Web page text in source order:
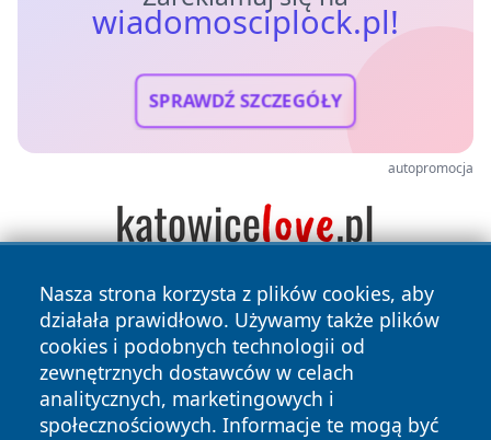
wiadomosciplock.pl!
SPRAWDŹ SZCZEGÓŁY
autopromocja
Nasza strona korzysta z plików cookies, aby
działała prawidłowo. Używamy także plików
cookies i podobnych technologii od
zewnętrznych dostawców w celach
analitycznych, marketingowych i
społecznościowych. Informacje te mogą być
Copyright © 2026 wiadomosciplock.pl Wszystkie prawa